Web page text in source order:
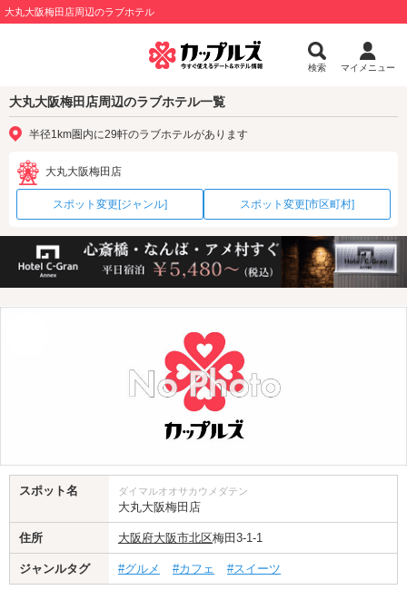
大丸大阪梅田店周辺のラブホテル
検索 マイメニュー
大丸大阪梅田店周辺のラブホテル一覧
半径1km圏内に29軒のラブホテルがあります
大丸大阪梅田店
スポット変更[ジャンル] スポット変更[市区町村]
スポット名 ダイマルオオサカウメダテン
大丸大阪梅田店
住所 大阪府大阪市北区梅田3-1-1
ジャンルタグ #グルメ #カフェ #スイーツ